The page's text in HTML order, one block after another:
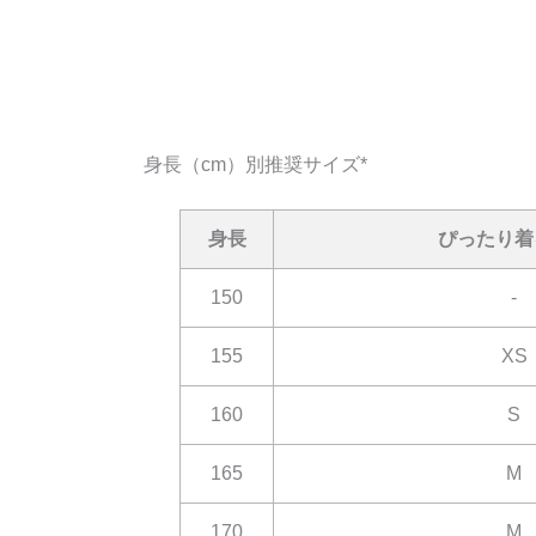
身長（cm）別推奨サイズ*
身長 ぴったり
150 -
155 XS
160 S
165 M
170 M